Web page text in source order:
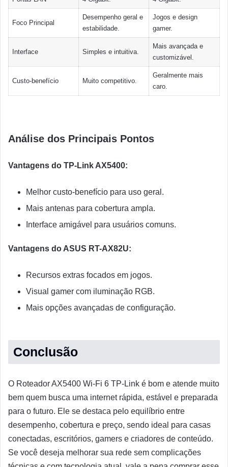
Foco Principal
Desempenho geral e
estabilidade.
Jogos e design
gamer.
Interface Simples e intuitiva.
Mais avançada e
customizável.
Custo-benefício Muito competitivo.
Geralmente mais
caro.
Análise dos Principais Pontos
Vantagens do TP-Link AX5400:
Melhor custo-benefício para uso geral.
Mais antenas para cobertura ampla.
Interface amigável para usuários comuns.
Vantagens do ASUS RT-AX82U:
Recursos extras focados em jogos.
Visual gamer com iluminação RGB.
Mais opções avançadas de configuração.
Conclusão
O Roteador AX5400 Wi-Fi 6 TP-Link é bom e atende muito
bem quem busca uma internet rápida, estável e preparada
para o futuro. Ele se destaca pelo equilíbrio entre
desempenho, cobertura e preço, sendo ideal para casas
conectadas, escritórios, gamers e criadores de conteúdo.
Se você deseja melhorar sua rede sem complicações